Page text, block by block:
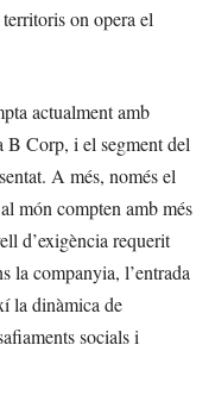
on opera el
actualment amb
B Corp, i el segment del
A més, només el
món compten amb més
d’exigència requerit
la companyia, l’entrada
la dinàmica de
socials i